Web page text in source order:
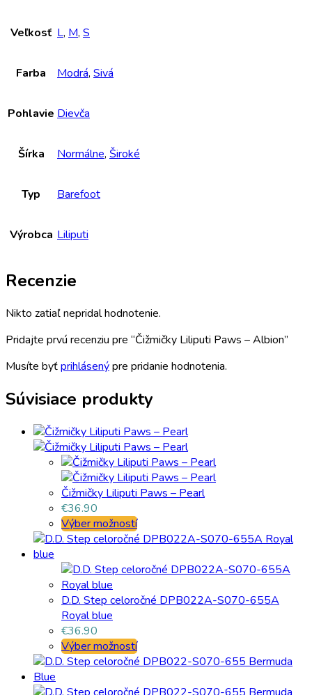
Veľkosť L, M, S
Farba Modrá, Sivá
Pohlavie Dievča
Šírka Normálne, Široké
Typ Barefoot
Výrobca Liliputi
Recenzie
Nikto zatiaľ nepridal hodnotenie.
Pridajte prvú recenziu pre “Čižmičky Liliputi Paws – Albion”
Musíte byťprihlásenýpre pridanie hodnotenia.
Súvisiace produkty
Čižmičky Liliputi Paws – Pearl
€36.90
Výber možností
D.D. Step celoročné DPB022A-S070-655A
Royal blue
€36.90
Výber možností